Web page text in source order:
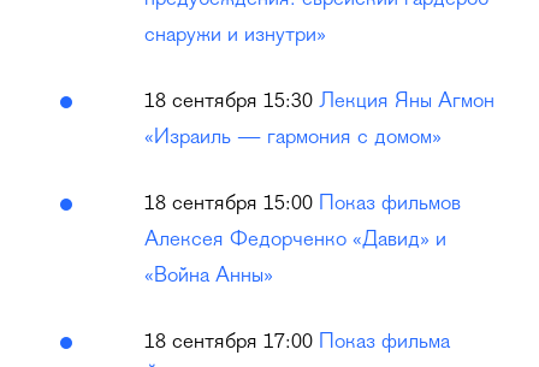
снаружи и изнутри»
18 сентября 15:30 Лекция Яны Агмон
«Израиль — гармония с домом»
18 сентября 15:00 Показ фильмов
Алексея Федорченко «Давид» и
«Война Анны»
18 сентября 17:00 Показ фильма